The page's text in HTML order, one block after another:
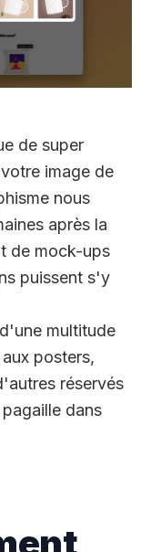
de super
image de
nous
après la
de mock-ups
puissent s'y
multitude
posters,
réservés
dans